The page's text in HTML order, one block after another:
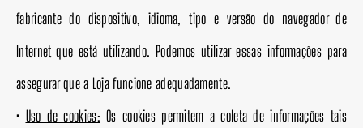
fabricante do dispositivo, idioma, tipo e versão do navegador de
Internet que está utilizando. Podemos utilizar essas informações para
assegurar que a Loja funcione adequadamente.
• Uso de cookies: Os cookies permitem a coleta de informações tais